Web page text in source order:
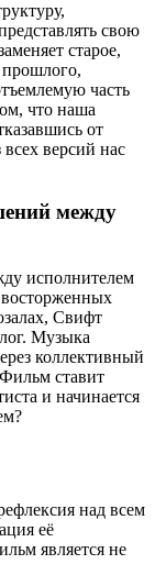
свою
старое,
прошлого,
часть
что наша
от
версий нас
между
исполнителем
Свифт
Музыка
коллективный
ставит
и начинается
над всем
её
является не